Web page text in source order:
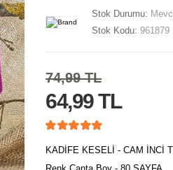
Stok Durumu:
Stok Kodu: 961879
74,99 TL
64,99 TL
KADİFE KESELİ - CAM İNCİ